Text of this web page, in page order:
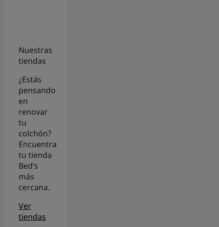
Nuestras
tiendas
¿Estás
pensando
en
renovar
tu
colchón?
Encuentra
tu tienda
Bed’s
más
cercana.
Ver
tiendas